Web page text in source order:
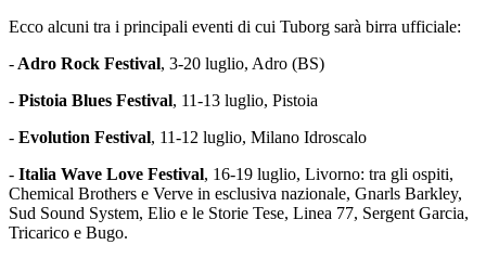
Ecco alcuni tra i principali eventi di cui Tuborg sarà birra ufficiale:
- Adro Rock Festival, 3-20 luglio, Adro (BS)
- Pistoia Blues Festival, 11-13 luglio, Pistoia
- Evolution Festival, 11-12 luglio, Milano Idroscalo
- Italia Wave Love Festival, 16-19 luglio, Livorno: tra gli ospiti,
Chemical Brothers e Verve in esclusiva nazionale, Gnarls Barkley,
Sud Sound System, Elio e le Storie Tese, Linea 77, Sergent Garcia,
Tricarico e Bugo.